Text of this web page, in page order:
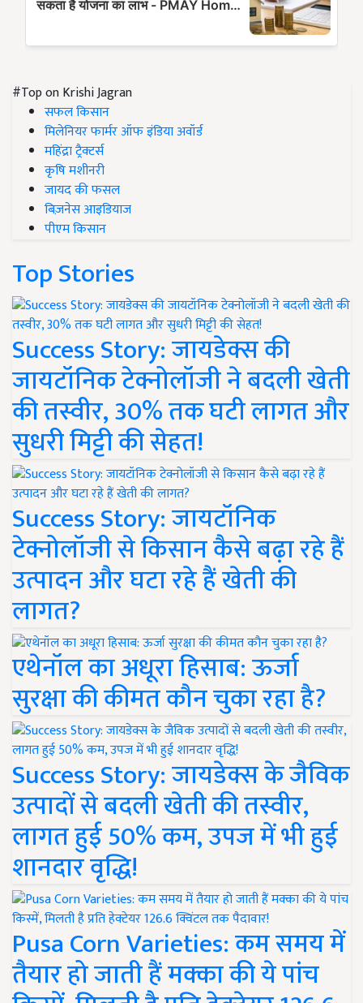
#Top on Krishi Jagran
सफल किसान
मिलेनियर फार्मर ऑफ इंडिया अवॉर्ड
महिंद्रा ट्रैक्टर्स
कृषि मशीनरी
जायद की फसल
बिज़नेस आइडियाज
पीएम किसान
Top Stories
Success Story: जायडेक्स की
जायटॉनिक टेक्नोलॉजी ने बदली खेती
की तस्वीर, 30% तक घटी लागत और
सुधरी मिट्टी की सेहत!
Success Story: जायटॉनिक
टेक्नोलॉजी से किसान कैसे बढ़ा रहे हैं
उत्पादन और घटा रहे हैं खेती की
लागत?
एथेनॉल का अधूरा हिसाब: ऊर्जा
सुरक्षा की कीमत कौन चुका रहा है?
Success Story: जायडेक्स के जैविक
उत्पादों से बदली खेती की तस्वीर,
लागत हुई 50% कम, उपज में भी हुई
शानदार वृद्धि!
Pusa Corn Varieties: कम समय में
तैयार हो जाती हैं मक्का की ये पांच